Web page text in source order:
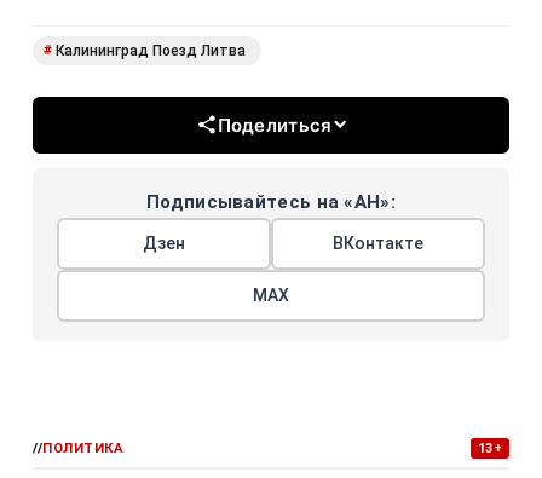
# Калининград Поезд Литва
Поделиться
Подписывайтесь на «АН»:
Дзен ВКонтакте
МАХ
//ПОЛИТИКА 13+